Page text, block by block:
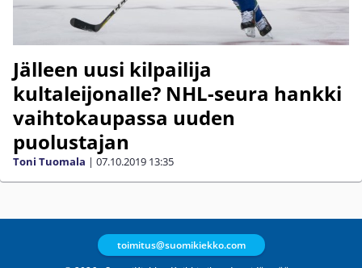
Jälleen uusi kilpailija
kultaleijonalle? NHL-seura hankki
vaihtokaupassa uuden
puolustajan
Toni Tuomala | 07.10.2019 13:35
toimitus@suomikiekko.com